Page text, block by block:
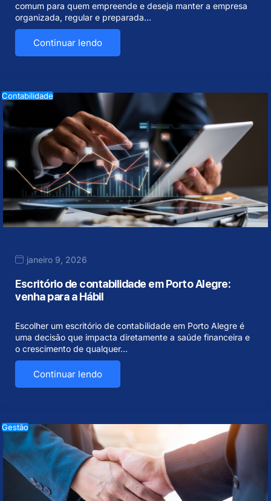
comum para quem empreende e deseja manter a empresa
organizada, regular e preparada…
Continuar lendo
Contabilidade
janeiro 9, 2026
Escritório de contabilidade em Porto Alegre:
venha para a Hábil
Escolher um escritório de contabilidade em Porto Alegre é
uma decisão que impacta diretamente a saúde financeira e
o crescimento de qualquer…
Continuar lendo
Gestão